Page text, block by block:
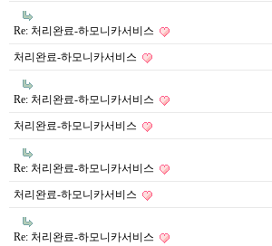
Re: 처리완료-하모니카서비스
처리완료-하모니카서비스
Re: 처리완료-하모니카서비스
처리완료-하모니카서비스
Re: 처리완료-하모니카서비스
처리완료-하모니카서비스
Re: 처리완료-하모니카서비스